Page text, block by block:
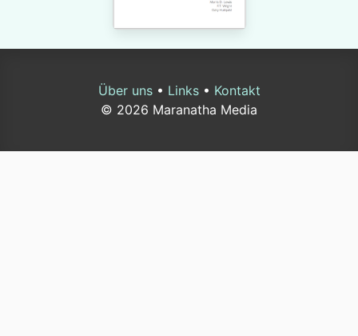
Über uns• Links• Kontakt
© 2026 Maranatha Media